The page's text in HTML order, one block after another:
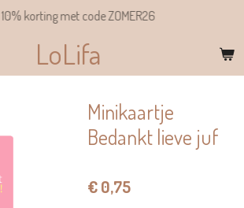
LoLifa
10% korting met code ZOMER26
Minikaartje
Bedankt lieve juf
€ 0,75